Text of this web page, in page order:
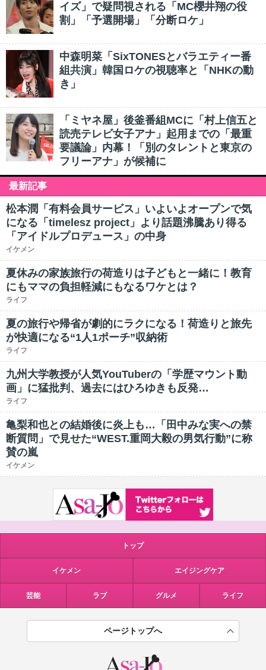
イズ」で疑問視される「MC櫻井翔の役
割」「予選開場」「分断ロケ」
中森明菜「SixTONESとバラエティー番
組共演」韓国ロケの視聴率と「NHKの動
き」
「ミヤネ屋」後釜番組MCに「村上信五と
読売テレビ女子アナ」起用までの「最重
要議論」内幕！「別のタレントと東京の
フリーアナ」が候補に
最新記事
松本潤「有料会員サービス」いよいよオープンで気
になる「timelesz project」より話題沸騰あり得る
「アイドルプロデュース」の中身
イケメン
夏休みの家族旅行の荷造りは子どもと一緒に！教育
にもママの負担軽減にもなるワケとは？
ライフ
夏の旅行や帰省が劇的にラクになる！荷造りと旅先
が快適になる“1人1ポーチ”収納術
ライフ
九州大学教授が人気YouTuberの「学歴マウント動
画」に猛批判、過去にはひろゆきも反発…
ライフ
亀梨和也との結婚後に炎上も…「田中みな実への禁
断質問」で見せた“WEST.重岡大毅の男気行動”に称
賛の嵐
イケメン
トップ
イケメン エイジングケア
芸能 ラブ グルメ ライフ
ページトップへ